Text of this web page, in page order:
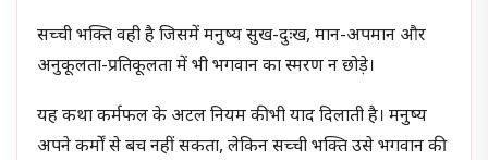
सच्ची भक्ति वही है जिसमें मनुष्य सुख-दुःख, मान-अपमान और
अनुकूलता-प्रतिकूलता में भी भगवान का स्मरण न छोड़े।
यह कथा कर्मफल के अटल नियम की भी याद दिलाती है। मनुष्य
अपने कर्मों से बच नहीं सकता, लेकिन सच्ची भक्ति उसे भगवान की